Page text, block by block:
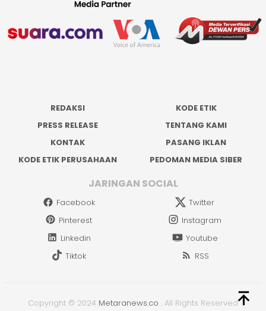
REDAKSI
KODE ETIK
PRESS RELEASE
TENTANG KAMI
KONTAK
PASANG IKLAN
KODE ETIK PERUSAHAAN
PEDOMAN MEDIA SIBER
JARINGAN SOCIAL
Facebook
Twitter
Pinterest
Instagram
Linkedin
Youtube
Tiktok
RSS
Copyright © 2024 Metaranews.co . All Rights Reserved